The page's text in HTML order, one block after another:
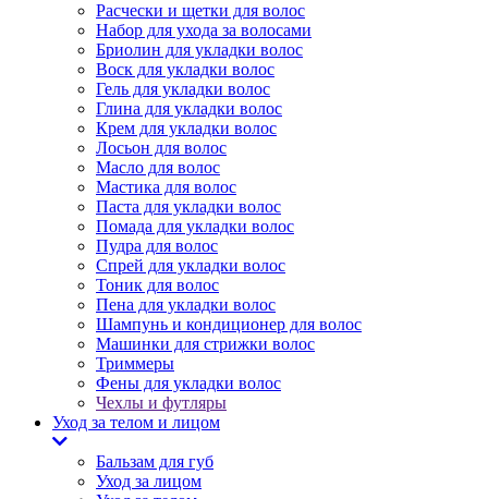
Расчески и щетки для волос
Набор для ухода за волосами
Бриолин для укладки волос
Воск для укладки волос
Гель для укладки волос
Глина для укладки волос
Крем для укладки волос
Лосьон для волос
Масло для волос
Мастика для волос
Паста для укладки волос
Помада для укладки волос
Пудра для волос
Спрей для укладки волос
Тоник для волос
Пена для укладки волос
Шампунь и кондиционер для волос
Машинки для стрижки волос
Триммеры
Фены для укладки волос
Чехлы и футляры
Уход за телом и лицом
Бальзам для губ
Уход за лицом